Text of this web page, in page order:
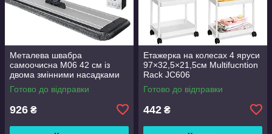
Металева швабра
самоочисна M06 42 см із
двома змінними насадками
Готово до відправки
926 ₴
Етажерка на колесах 4 яруси
97×32,5×21,5см Multifucntion
Rack JC606
Готово до відправки
442 ₴